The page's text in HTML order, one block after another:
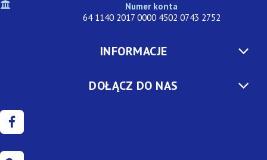
Numer konta
64 1140 2017 0000 4502 0743 2752
INFORMACJE
DOŁĄCZ DO NAS